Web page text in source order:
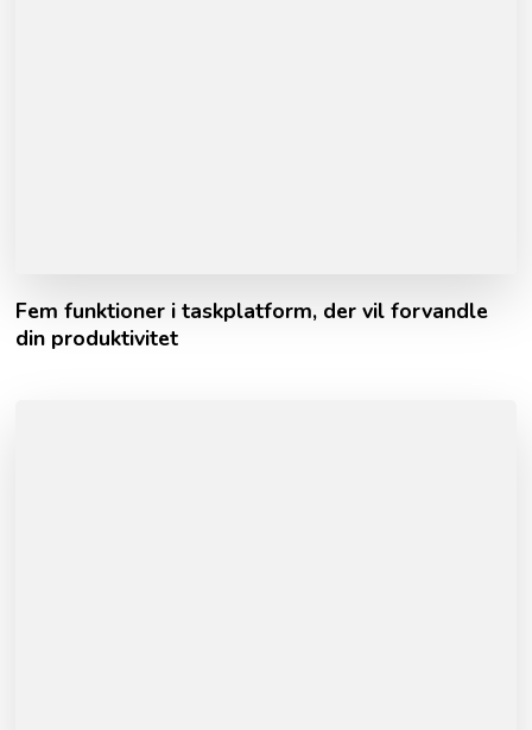
Fem funktioner i taskplatform, der vil forvandle
din produktivitet